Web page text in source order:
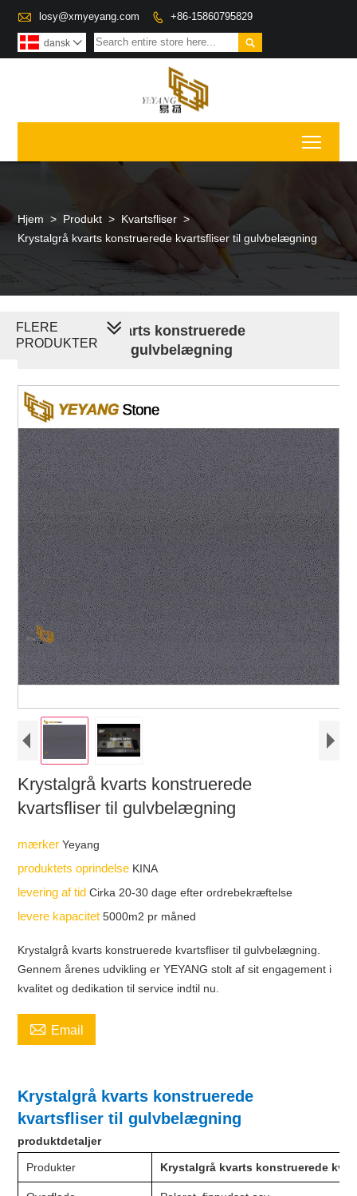
 losy@xmyeyang.com  +86-15860795829

dansk 
Hjem > Produkt > Kvartsfliser >
Krystalgrå kvarts konstruerede kvartsfliser til gulvbelægning
Krystalgrå kvarts konstruerede
kvartsfliser til gulvbelægning
Krystalgrå kvarts konstruerede
kvartsfliser til gulvbelægning
mærkerYeyang
produktets oprindelse KINA
levering af tidCirka 20-30 dage efter ordrebekræftelse
levere kapacitet5000m2 pr måned
Krystalgrå kvarts konstruerede kvartsfliser til gulvbelægning.
Gennem årenes udvikling er YEYANG stolt af sit engagement i
kvalitet og dedikation til service indtil nu.
 Email
Krystalgrå kvarts konstruerede
kvartsfliser til gulvbelægning
produktdetaljer
Produkter Krystalgrå kvarts konstruerede
FLERE
PRODUKTER